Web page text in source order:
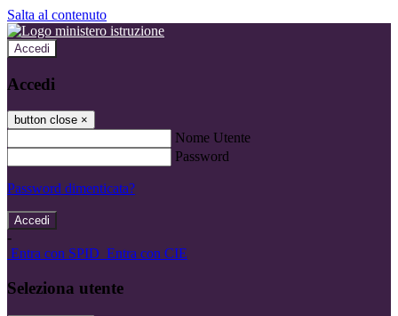
Salta al contenuto
Accedi
Accedi
button close ×
Nome Utente
Password
Password dimenticata?
-
Entra con SPID Entra con CIE
Seleziona utente